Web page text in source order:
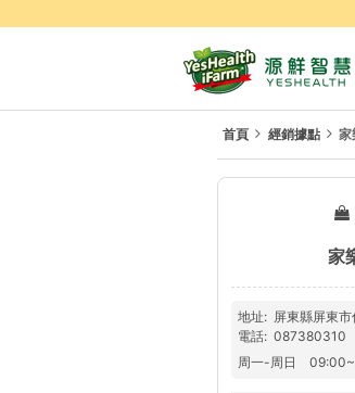
首頁 經銷據點 家
家
地址
屏東縣屏東
電話 087380310
周一-周日 09:00~